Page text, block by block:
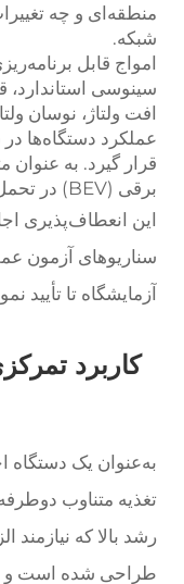
منطقه‌ای و چه
شبکه.
امواج قابل
سینوسی استاندارد،
افت ولتاژ، نوسان
عملکرد دستگاه‌ها
قرار گیرد. به عنوان
برقی (BEV) در تحمل کاهش ناگهانی ولتاژ.
این انعطاف‌پذیری
سناریوهای آزمون
آزمایشگاه تا
کاربرد
به‌عنوان یک دستگاه
تغذیه متناوب
رشد بالا که نیازمند
طراحی شده است و